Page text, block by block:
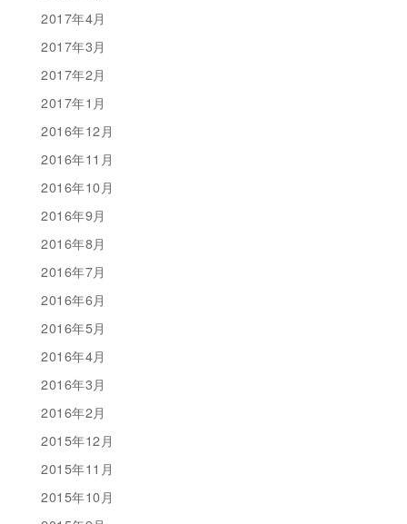
2017年4月
2017年3月
2017年2月
2017年1月
2016年12月
2016年11月
2016年10月
2016年9月
2016年8月
2016年7月
2016年6月
2016年5月
2016年4月
2016年3月
2016年2月
2015年12月
2015年11月
2015年10月